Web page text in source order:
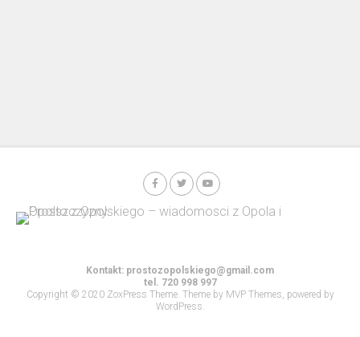
Kontakt: prostozopolskiego@gmail.com
tel. 720 998 997
Copyright © 2020 ZoxPress Theme. Theme by MVP Themes, powered by
WordPress.